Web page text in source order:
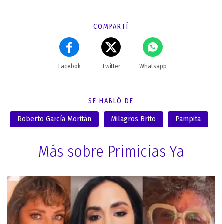
COMPARTÍ
Facebok Twitter Whatsapp
SE HABLÓ DE
Roberto García Moritán Milagros Brito Pampita
Más sobre Primicias Ya